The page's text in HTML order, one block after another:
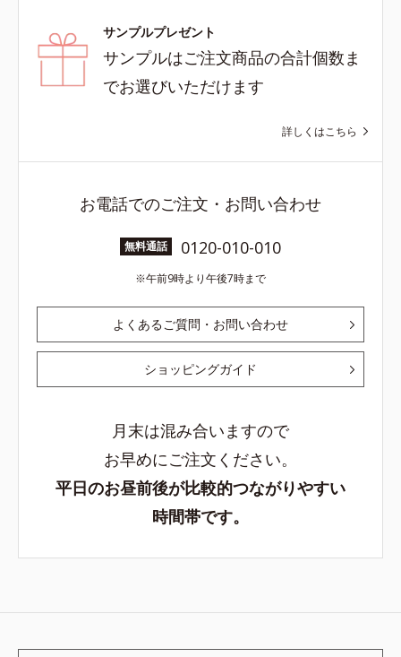
サンプルプレゼント
サンプルはご注文商品の合計個数ま
でお選びいただけます
詳しくはこちら
お電話でのご注文・お問い合わせ
無料通話 0120-010-010
午前9時より午後7時まで
よくあるご質問・お問い合わせ
ショッピングガイド
月末は混み合いますので
お早めにご注文ください。
平日のお昼前後が比較的つながりやすい
時間帯です。